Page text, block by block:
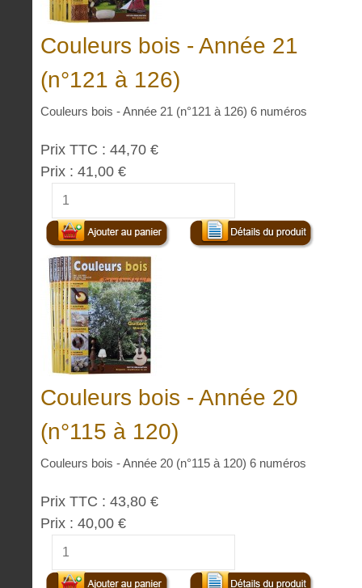
Couleurs bois - Année 21
(n°121 à 126)
Couleurs bois - Année 21 (n°121 à 126) 6 numéros
Prix TTC : 44,70 €
Prix : 41,00 €
Couleurs bois - Année 20
(n°115 à 120)
Couleurs bois - Année 20 (n°115 à 120) 6 numéros
Prix TTC : 43,80 €
Prix : 40,00 €